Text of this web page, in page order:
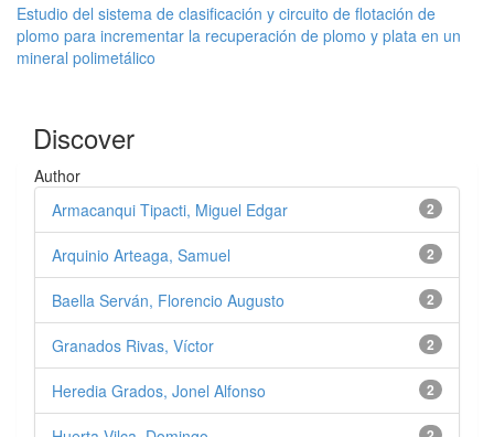
Estudio del sistema de clasificación y circuito de flotación de
plomo para incrementar la recuperación de plomo y plata en un
mineral polimetálico
Discover
Author
2
Armacanqui Tipacti, Miguel Edgar
2
Arquinio Arteaga, Samuel
2
Baella Serván, Florencio Augusto
2
Granados Rivas, Víctor
2
Heredia Grados, Jonel Alfonso